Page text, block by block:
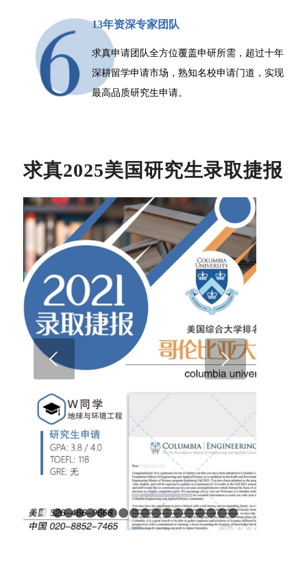
13年资深专家团队
求真申请团队全方位覆盖申研所需，超过十年
深耕留学申请市场，熟知名校申请门道，实现
最高品质研究生申请。
求真2025美国研究生录取捷报
下一页
1 2 3 4 5 6 7 8 9 10111213